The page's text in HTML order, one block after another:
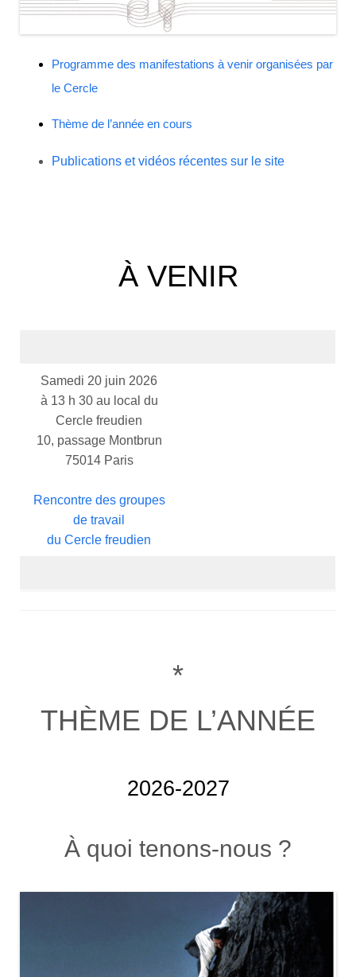
Programme des manifestations à venir organisées par
le Cercle
Thème de l’année en cours
Publications et vidéos récentes sur le site
À VENIR
Samedi 20 juin 2026
à 13 h 30 au local du
Cercle freudien
10, passage Montbrun
75014 Paris
Rencontre des groupes
de travail
du Cercle freudien
*
THÈME DE L’ANNÉE
2026-2027
À quoi tenons-nous ?